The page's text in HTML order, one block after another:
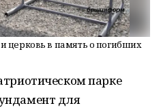
церковь в память о погибших
парке
для